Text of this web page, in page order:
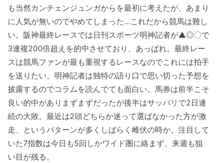
も当然カンチェンジュンガからを最初に考えたが、あまり
に人気が無いのでやめてしまった…これだから競馬は難し
い。阪神最終レースでは日刊スポーツ明神記者が▲◎〇で
3連複200倍超えを的中させており、あっぱれ。最終レー
スは競馬ファンが最も重視するレースなのでこれには拍手
を送りたい。明神記者は独特の語り口で思い切った予想を
披露するのでコラムを読んでても面白い。馬券は前半こそ
良い的中がありまずまずだったが後半はサッパリで2日連
続の大敗。最近は2頭どちらか迷って選ばなかった方が激
走、というパターンが多くしばらく雌伏の時か。注目して
いた7指数は今日も5回しかワイド圏に絡まず、来週も狙
い目が残る。